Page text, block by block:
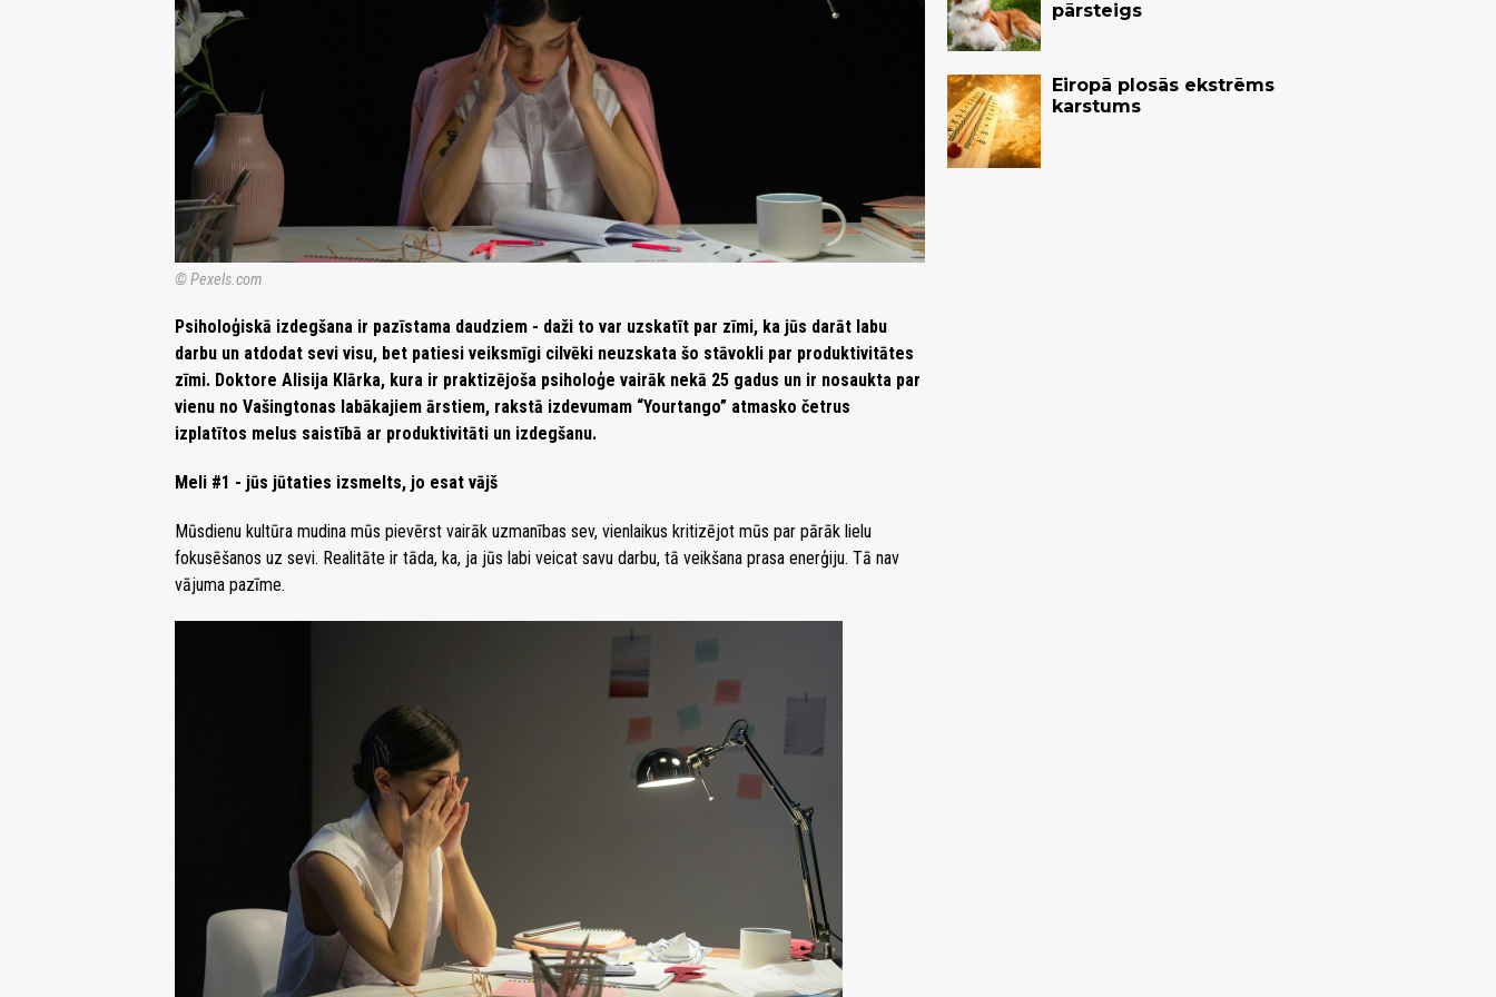
© Pexels.com
Psiholoģiskā izdegšana ir pazīstama daudziem - daži to var uzskatīt par zīmi, ka jūs darāt labu
darbu un atdodat sevi visu, bet patiesi veiksmīgi cilvēki neuzskata šo stāvokli par produktivitātes
zīmi. Doktore Alisija Klārka, kura ir praktizējoša psiholoģe vairāk nekā 25 gadus un ir nosaukta par
vienu no Vašingtonas labākajiem ārstiem, rakstā izdevumam “Yourtango” atmasko četrus
izplatītos melus saistībā ar produktivitāti un izdegšanu.
Meli #1 - jūs jūtaties izsmelts, jo esat vājš
Mūsdienu kultūra mudina mūs pievērst vairāk uzmanības sev, vienlaikus kritizējot mūs par pārāk lielu
fokusēšanos uz sevi. Realitāte ir tāda, ka, ja jūs labi veicat savu darbu, tā veikšana prasa enerģiju. Tā nav
vājuma pazīme.
pārsteigs
Eiropā plosās ekstrēms
karstums